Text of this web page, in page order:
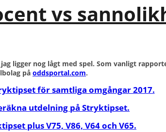
vs
ligger nog lågt med spel. Som vanligt
på oddsportal.com.
för samtliga omgångar 2017.
utdelning på Stryktipset.
plus V75, V86, V64 och V65.